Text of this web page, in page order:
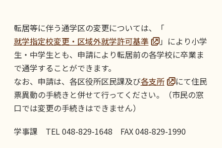
転居等に伴う通学区の変更については、「
就学指定校変更・区域外就学許可基準
」により小学
生・中学生とも、申請により転居前の各学校に卒業ま
で通学することができます。
なお、申請は、各区役所区民課及び各支所
にて住民
票異動の手続きと併せて行ってください。（市民の窓
口では変更の手続きはできません）
学事課 TEL 048-829-1648 FAX 048-829-1990